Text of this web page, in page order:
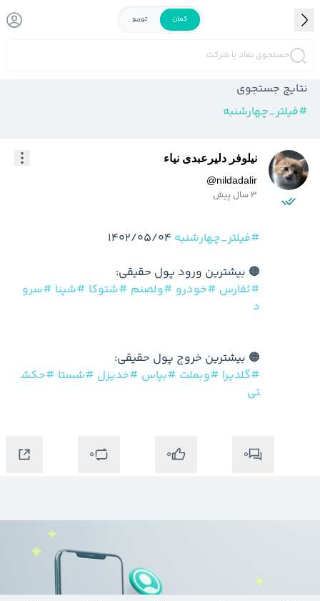
کمان توربو
جستجوی نماد یا شرکت
نتایج جستجوی
#فیلتر_چهار‌شنبه
نیلوفر دلیرعبدی نیاء
@nildadalir
3 سال پیش
#فیلتر_چهار‌شنبه
🟠 بیشترین ورود پول حقیقی:
#ثفارس #خودرو #ولصنم #شتوکا #شپنا #سرو
د
🟠 بیشترین خروج پول حقیقی:
#گلدیرا #وبملت #بپاس #خدیزل #شستا #حکش
تی
0
0
0